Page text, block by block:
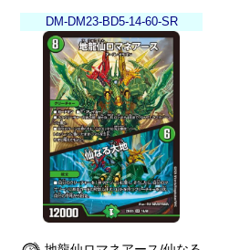
DM-DM23-BD5-14-60-SR